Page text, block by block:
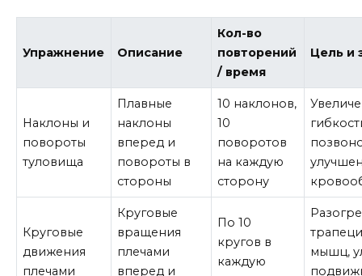
Упражнение Описание
Кол-во
повторений
/ время
Цель и
Наклоны и
повороты
туловища
Плавные
наклоны
вперед и
повороты в
стороны
10 наклонов,
10
поворотов
на каждую
сторону
Круговые
движения
плечами
Круговые
вращения
плечами
вперед и
По 10
кругов в
каждую
мышц,